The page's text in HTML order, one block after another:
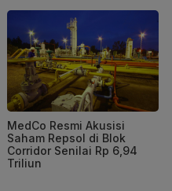
MedCo Resmi Akusisi
Saham Repsol di Blok
Corridor Senilai Rp 6,94
Triliun